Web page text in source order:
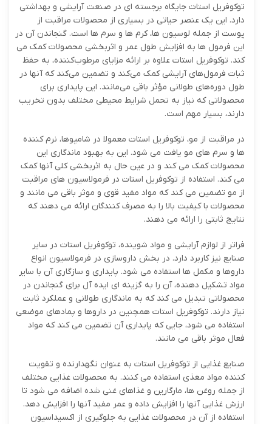
توکوفریل استات جایگاه برجسته ای در صنعت آرایشی و بهداشتی
دارد. این یک عنصر حیاتی در بسیاری از محصولات مراقبت از
پوست از جمله لوسیون ها، کرم ها و سرم ها است. گنجاندن آن در
این فرمول ها به افزایش طول عمر و اثربخشی محصولات کمک می
کند. توکوفریل استات علاوه بر ارائه مزایای مرطوب‌کننده، به حفظ
ثبات فرمول‌های آرایشی کمک می‌کند و تضمین می‌کند که آنها در
طول دوره‌های طولانی مؤثر باقی می‌مانند. این پایداری برای
محصولاتی که نیاز به تحمل شرایط محیطی مختلف بدون تخریب
دارند، بسیار مهم است.
در مراقبت از مو، توکوفریل استات معمولا در شامپوها، نرم کننده
ها و سرم های مو یافت می شود. این به بهبود ماندگاری این
محصولات کمک می کند و در عین حال به اثربخشی کلی آنها کمک
می کند. استفاده از توکوفریل استات در فرمولاسیون های مراقبت
از مو تضمین می کند که مواد مفید قوی و موثر باقی می مانند و
محصولات با کیفیت بالا را به مصرف کنندگان ارائه می دهند که
نتایج ثابتی را ارائه می دهند.
فراتر از لوازم آرایشی و مواد شوینده، توکوفریل استات در سایر
صنایع نیز کاربرد دارد. در بخش داروسازی در فرمولاسیون انواع
داروها و مکمل ها استفاده می شود. پایداری و سازگاری آن با سایر
مواد تشکیل دهنده، آن را به گزینه ای ایده آل برای گنجاندن در
محصولاتی تبدیل می کند که به ماندگاری طولانی و عملکرد ثابت
نیاز دارند. توکوفریل استات همچنین در داروها و پمادهای موضعی
استفاده می شود، جایی که پایداری آن تضمین می کند که مواد
فعال موثر باقی می مانند.
صنایع غذایی از توکوفریل استات به عنوان نگهدارنده و تقویت
کننده مواد مغذی استفاده می کنند. به محصولات غذایی مختلف
از جمله روغن ها، مارگارین و غذاهای غنی شده اضافه می شود تا
ارزش غذایی آنها را افزایش داده و عمر مفید آنها را افزایش دهد.
استفاده از آن در محصولات غذایی به جلوگیری از اکسیداسیون